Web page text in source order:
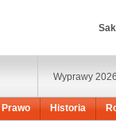
Wyprawy
Prawo Historia